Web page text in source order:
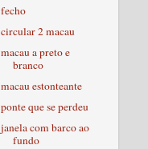
fecho
circular 2 macau
macau a preto e
branco
macau estonteante
ponte que se perdeu
janela com barco ao
fundo